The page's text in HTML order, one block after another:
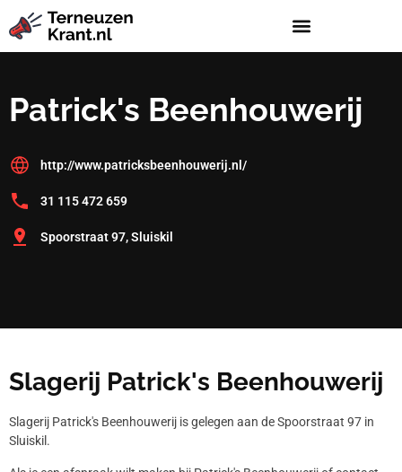
Patrick's Beenhouwerij
http://www.patricksbeenhouwerij.nl/
31 115 472 659
Spoorstraat 97, Sluiskil
Slagerij Patrick's Beenhouwerij
Slagerij Patrick's Beenhouwerij is gelegen aan de Spoorstraat 97 in
Sluiskil.